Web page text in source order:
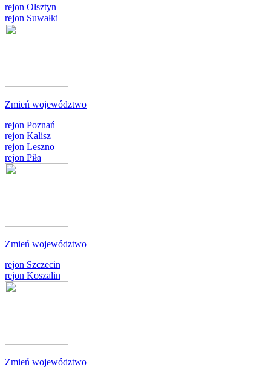
rejon Olsztyn
rejon Suwałki
Zmień województwo
rejon Poznań
rejon Kalisz
rejon Leszno
rejon Piła
Zmień województwo
rejon Szczecin
rejon Koszalin
Zmień województwo